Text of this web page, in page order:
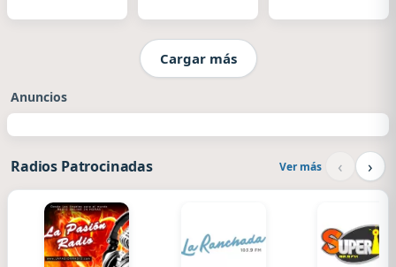
Cargar más
Anuncios
Radios Patrocinadas Ver más ‹ ›